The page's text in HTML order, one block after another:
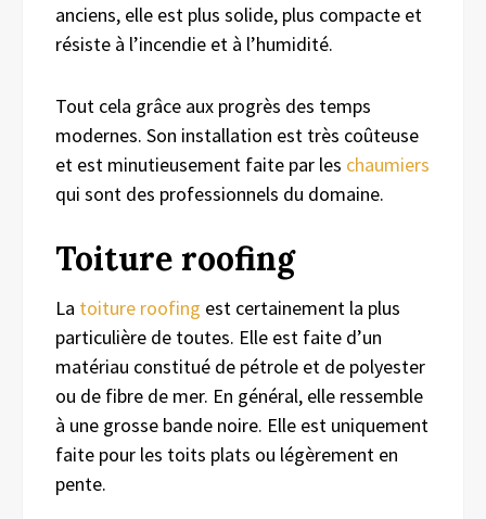
anciens, elle est plus solide, plus compacte et
résiste à l’incendie et à l’humidité.
Tout cela grâce aux progrès des temps
modernes. Son installation est très coûteuse
et est minutieusement faite par les chaumiers
qui sont des professionnels du domaine.
Toiture roofing
La toiture roofing est certainement la plus
particulière de toutes. Elle est faite d’un
matériau constitué de pétrole et de polyester
ou de fibre de mer. En général, elle ressemble
à une grosse bande noire. Elle est uniquement
faite pour les toits plats ou légèrement en
pente.